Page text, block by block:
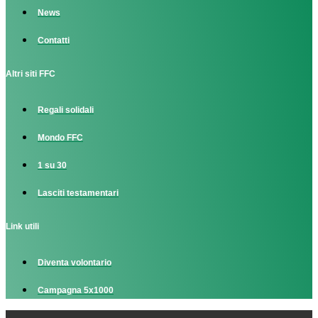
News
Contatti
Altri siti FFC
Regali solidali
Mondo FFC
1 su 30
Lasciti testamentari
Link utili
Diventa volontario
Campagna 5x1000